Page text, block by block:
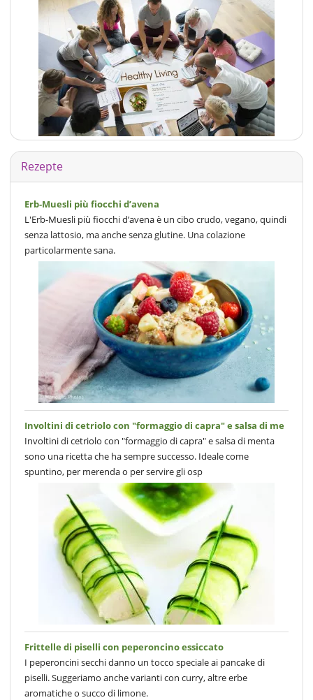
Rezepte
Erb-Muesli più fiocchi d’avena
L'Erb-Muesli più fiocchi d’avena è un cibo crudo, vegano, quindi
senza lattosio, ma anche senza glutine. Una colazione
particolarmente sana.
Involtini di cetriolo con "formaggio di capra" e salsa di me
Involtini di cetriolo con "formaggio di capra" e salsa di menta
sono una ricetta che ha sempre successo. Ideale come
spuntino, per merenda o per servire gli osp
Frittelle di piselli con peperoncino essiccato
I peperoncini secchi danno un tocco speciale ai pancake di
piselli. Suggeriamo anche varianti con curry, altre erbe
aromatiche o succo di limone.